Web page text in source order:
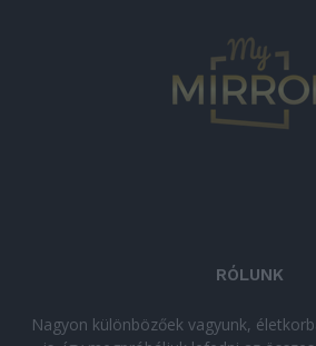
RÓLUNK
Nagyon különbözőek vagyunk,